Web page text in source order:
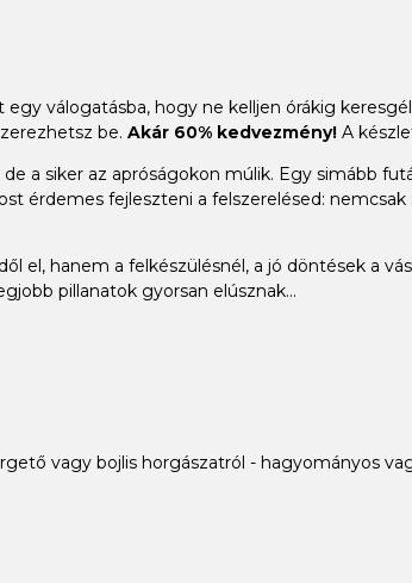
válogatásba, hogy ne kelljen órákig
be. Akár 60% kedvezmény! A
a siker az apróságokon múlik. Egy simább
érdemes fejleszteni a felszerelésed:
el, hanem a felkészülésnél, a jó döntések a
pillanatok gyorsan elúsznak...
vagy bojlis horgászatról - hagyományos